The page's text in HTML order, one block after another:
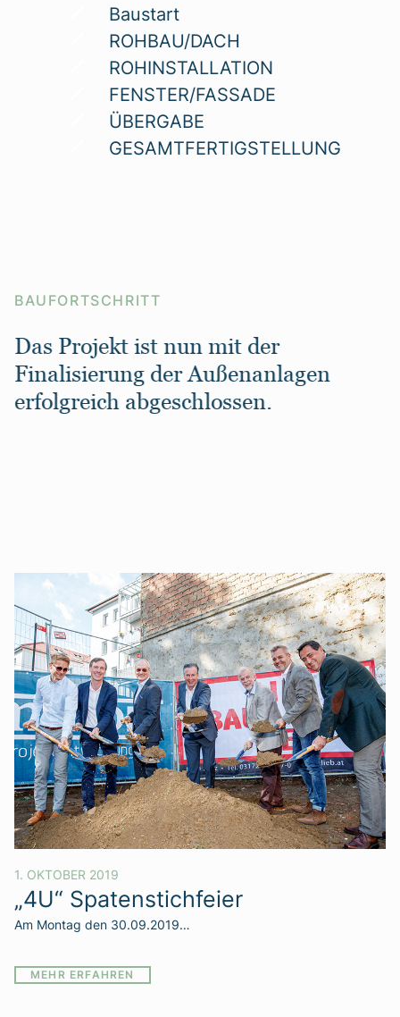
Baustart
ROHBAU/DACH
ROHINSTALLATION
FENSTER/FASSADE
ÜBERGABE
GESAMTFERTIGSTELLUNG
BAUFORTSCHRITT
Das Projekt ist nun mit der
Finalisierung der Außenanlagen
erfolgreich abgeschlossen.
1. OKTOBER 2019
„4U“ Spatenstichfeier
Am Montag den 30.09.2019…
MEHR ERFAHREN